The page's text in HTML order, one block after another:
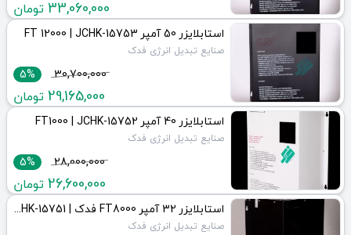
33,060,000 تومان
استابلایزر 50 آمپر FT 12000 | JCHK-15753
صنایع تبدیل انرژی فدک
5% 30,700,000
29,165,000تومان
استابلایزر 40 آمپر FT1000 | JCHK-15752
صنایع تبدیل انرژی فدک
5% 28,000,000
26,600,000تومان
استابلایزر 32 آمپر FT8000 فدک | JCHK-15751
صنایع تبدیل انرژی فدک